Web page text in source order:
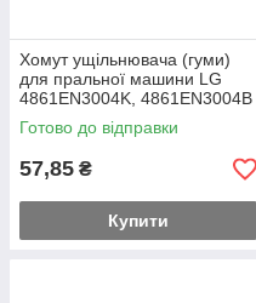
Хомут ущільнювача (гуми)
для пральної машини LG
4861EN3004K, 4861EN3004B
(зовнішній)
Готово до відправки
57,85 ₴
Купити